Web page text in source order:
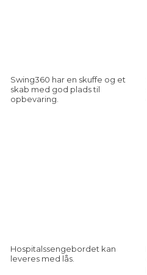
Swing360 har en skuffe og et
skab med god plads til
opbevaring.
Hospitalssengebordet kan
leveres med lås.